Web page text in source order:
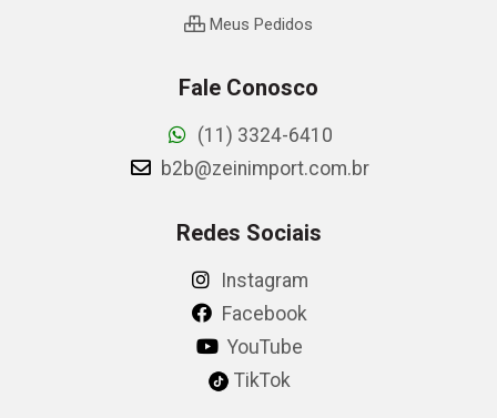
Meus Pedidos
Fale Conosco
(11) 3324-6410
b2b@zeinimport.com.br
Redes Sociais
Instagram
Facebook
YouTube
TikTok